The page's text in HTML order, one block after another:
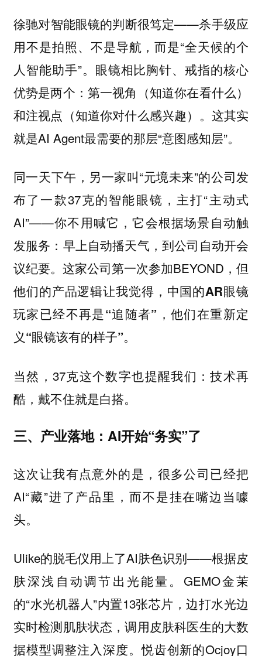
徐驰对智能眼镜的判断很笃定——杀手级应
用不是拍照、不是导航，而是“全天候的个
人智能助手”。眼镜相比胸针、戒指的核心
优势是两个：第一视角（知道你在看什么）
和注视点（知道你对什么感兴趣）。这其实
就是AI Agent最需要的那层“意图感知层”。
同一天下午，另一家叫“元境未来”的公司发
布了一款37克的智能眼镜，主打“主动式
AI”——你不用喊它，它会根据场景自动触
发服务：早上自动播天气，到公司自动开会
议纪要。这家公司第一次参加BEYOND，但
他们的产品逻辑让我觉得， 中国的AR眼镜
玩家已经不再是“追随者”，他们在重新定
义“眼镜该有的样子”。
当然，37克这个数字也提醒我们：技术再
酷，戴不住就是白搭。
三、产业落地：AI开始“务实”了
这次让我有点意外的是，很多公司已经把
AI“藏”进了产品里，而不是挂在嘴边当噱
头。
Ulike的脱毛仪用上了AI肤色识别——根据皮
肤深浅自动调节出光能量。GEMO金茉
的“水光机器人”内置13张芯片，边打水光边
实时检测肌肤状态，调用皮肤科医生的大数
据模型调整注入深度。悦齿创新的Ocjoy口